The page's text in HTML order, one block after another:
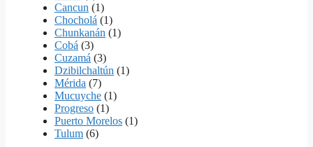
Cancun (1)
Chocholá (1)
Chunkanán (1)
Cobá (3)
Cuzamá (3)
Dzibilchaltún (1)
Mérida (7)
Mucuyche (1)
Progreso (1)
Puerto Morelos (1)
Tulum (6)